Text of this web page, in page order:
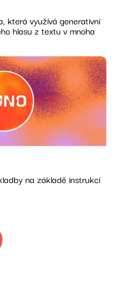
která využívá generativní
hlasu z textu v mnoha
na základě instrukcí